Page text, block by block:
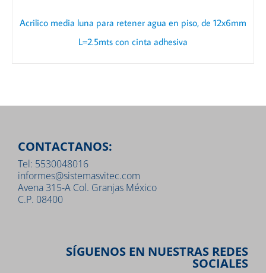
Acrilico media luna para retener agua en piso, de 12x6mm
L=2.5mts con cinta adhesiva
CONTACTANOS:
Tel: 5530048016
informes@sistemasvitec.com
Avena 315-A Col. Granjas México
C.P. 08400
SÍGUENOS EN NUESTRAS REDES
SOCIALES